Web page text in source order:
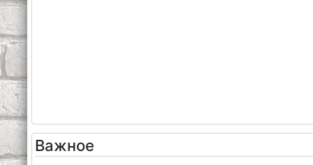
Важное